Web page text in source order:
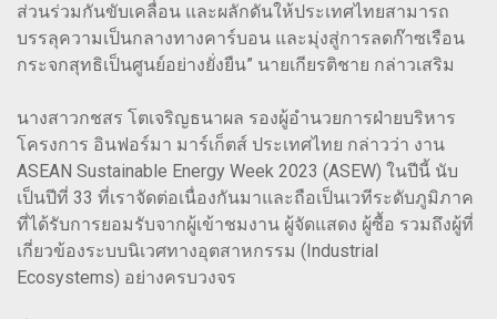
ส่วนร่วมกันขับเคลื่อน และผลักดันให้ประเทศไทยสามารถ
บรรลุความเป็นกลางทางคาร์บอน และมุ่งสู่การลดก๊าซเรือน
กระจกสุทธิเป็นศูนย์อย่างยั่งยืน” นายเกียรติชาย กล่าวเสริม
นางสาวกชสร โตเจริญธนาผล รองผู้อำนวยการฝ่ายบริหาร
โครงการ อินฟอร์มา มาร์เก็ตส์ ประเทศไทย กล่าวว่า งาน
ASEAN Sustainable Energy Week 2023 (ASEW) ในปีนี้ นับ
เป็นปีที่ 33 ที่เราจัดต่อเนื่องกันมาและถือเป็นเวทีระดับภูมิภาค
ที่ได้รับการยอมรับจากผู้เข้าชมงาน ผู้จัดแสดง ผู้ซื้อ รวมถึงผู้ที่
เกี่ยวข้องระบบนิเวศทางอุตสาหกรรม (Industrial
Ecosystems) อย่างครบวงจร